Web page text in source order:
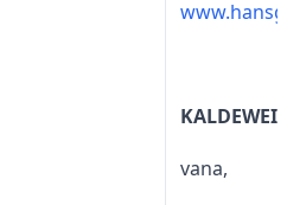
KALDEWEI
vana,